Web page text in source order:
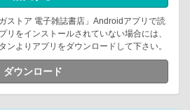
ストア 電子雑誌書店」Androidアプリで読
リをインストールされていない場合には、
ンよりアプリをダウンロードして下さい。
ダウンロード